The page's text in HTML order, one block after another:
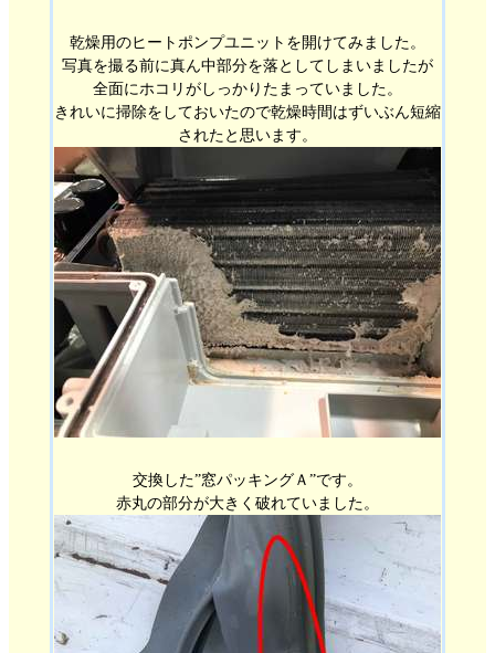
乾燥用のヒートポンプユニットを開けてみました。
写真を撮る前に真ん中部分を落としてしまいましたが
全面にホコリがしっかりたまっていました。
きれいに掃除をしておいたので乾燥時間はずいぶん短縮
されたと思います。
交換した”窓パッキングＡ”です。
赤丸の部分が大きく破れていました。